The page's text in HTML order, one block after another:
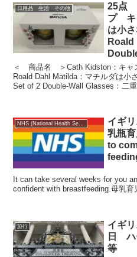
日用品 生活 その他
25点
プ キ
は小
Roald
＜ 商品名 ＞Cath Kidston：キャ
Roald Dahl Matilda：マチルダは小
Set of 2 Double-Wall Glasses：二重
NHS (National Health Service)
イギ
乳瓶
to
It can take several weeks for you
confident with breastfeeding.母乳
旅行
イギ
日 ハ
等